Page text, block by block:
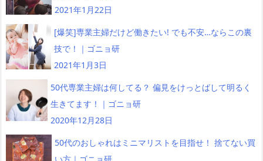
2021年1月22日
[爆笑]専業主婦だけど働きたい! でも不安…ならこの裏
技で！｜ゴニョ研
2021年1月3日
50代専業主婦は何してる？ 偏見をけっとばして明るく
生きてます！｜ゴニョ研
2020年12月28日
50代のおしゃれはミニマリストを目指せ！ 捨てない買